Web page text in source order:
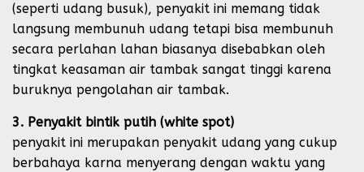
(seperti udang busuk), penyakit ini memang tidak
langsung membunuh udang tetapi bisa membunuh
secara perlahan lahan biasanya disebabkan oleh
tingkat keasaman air tambak sangat tinggi karena
buruknya pengolahan air tambak.
3. Penyakit bintik putih (white spot)
penyakit ini merupakan penyakit udang yang cukup
berbahaya karna menyerang dengan waktu yang